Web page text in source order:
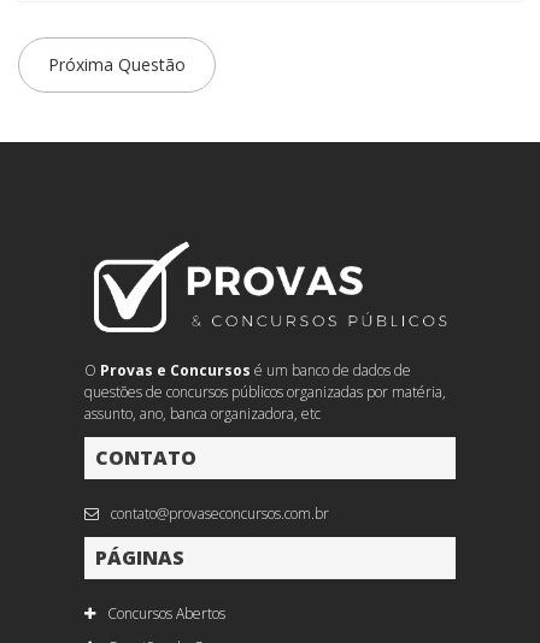
Próxima Questão
O Provas e Concursos é um banco de dados de
questões de concursos públicos organizadas por matéria,
assunto, ano, banca organizadora, etc
CONTATO
contato@provaseconcursos.com.br
PÁGINAS
Concursos Abertos